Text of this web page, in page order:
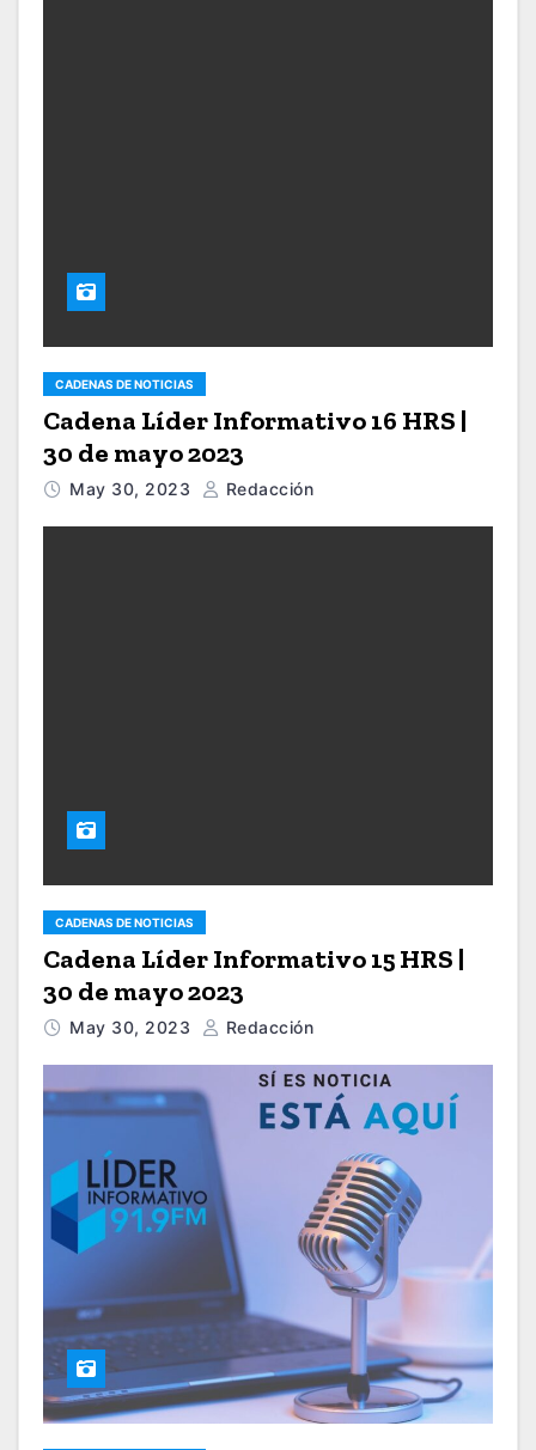
CADENAS DE NOTICIAS
Cadena Líder Informativo 16 HRS |
30 de mayo 2023
May 30, 2023 Redacción
CADENAS DE NOTICIAS
Cadena Líder Informativo 15 HRS |
30 de mayo 2023
May 30, 2023 Redacción